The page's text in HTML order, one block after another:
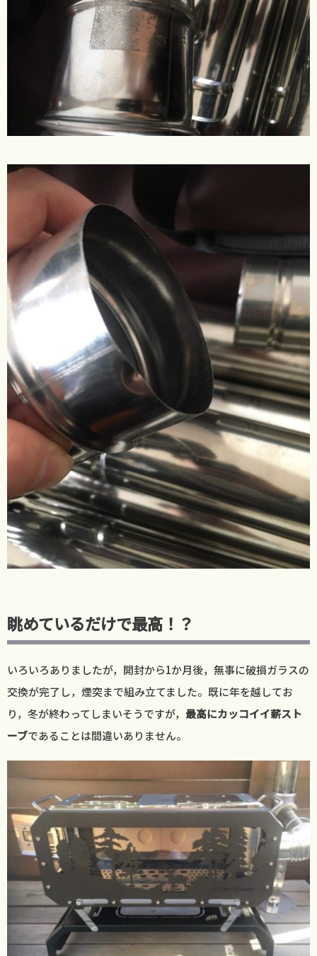
眺めているだけで最高！？
いろいろありましたが，開封から1か月後，無事に破損ガラスの
交換が完了し，煙突まで組み立てました。既に年を越してお
り，冬が終わってしまいそうですが， 最高にカッコイイ薪スト
ーブであることは間違いありません。